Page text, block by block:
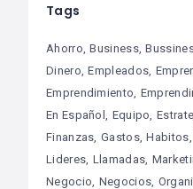
Tags
Ahorro Business
Dinero Empleados
Emprendimiento
En Español Equipo
Finanzas Gastos Habitos
Lideres Llamadas
Negocio Negocios